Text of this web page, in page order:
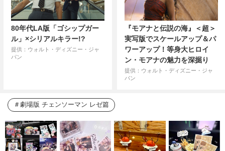
80年代LA版「ゴシップガー
ル」×シリアルキラー!?
提供：ウォルト・ディズニー・ジャ
パン
『モアナと伝説の海』＜超＞
実写版でスケールアップ＆パ
ワーアップ！等身大ヒロイ
ン・モアナの魅力を深掘り
提供：ウォルト・ディズニー・ジャ
パン
劇場版 チェンソーマン レゼ篇